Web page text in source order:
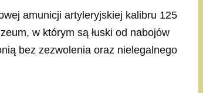
amunicji artyleryjskiej kalibru 125
w którym są łuski od nabojów
bez zezwolenia oraz nielegalnego